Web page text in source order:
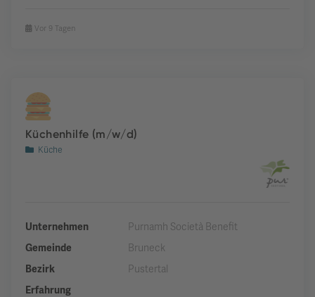
Vor 9 Tagen
Küchenhilfe (m/w/d)
Küche
Unternehmen
Purnamh Società Benefit
Gemeinde
Bruneck
Bezirk
Pustertal
Erfahrung